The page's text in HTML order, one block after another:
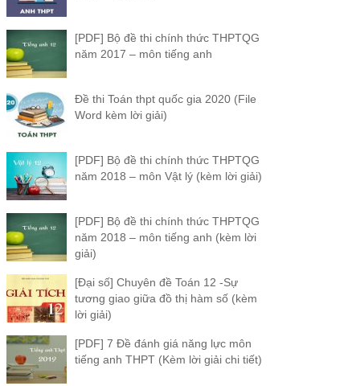
[PDF] Bộ đề thi chính thức THPTQG
năm 2017 – môn tiếng anh
Đề thi Toán thpt quốc gia 2020 (File
Word kèm lời giải)
[PDF] Bộ đề thi chính thức THPTQG
năm 2018 – môn Vật lý (kèm lời giải)
[PDF] Bộ đề thi chính thức THPTQG
năm 2018 – môn tiếng anh (kèm lời
giải)
[Đại số] Chuyên đề Toán 12 -Sự
tương giao giữa đồ thị hàm số (kèm
lời giải)
[PDF] 7 Đề đánh giá năng lực môn
tiếng anh THPT (Kèm lời giải chi tiết)